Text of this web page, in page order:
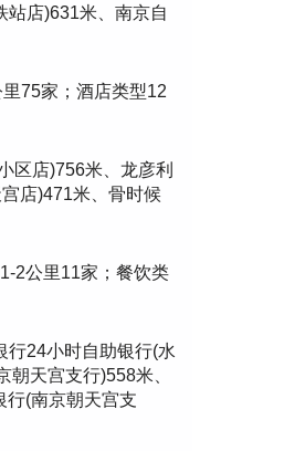
站店)631米、南京自
75家；酒店类型12
区店)756米、龙彦利
店)471米、骨时候
2公里11家；餐饮类
行24小时自助银行(水
天宫支行)558米、
行(南京朝天宫支